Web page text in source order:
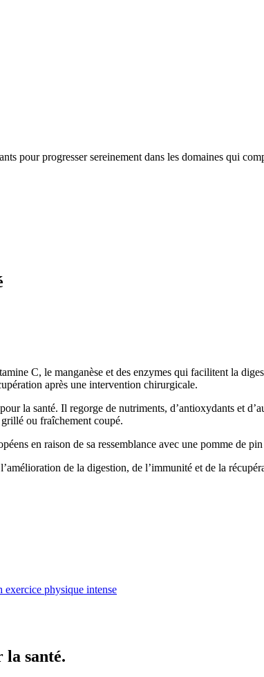
pour progresser sereinement dans les domaines qui
C, le manganèse et des enzymes qui facilitent la
après une intervention chirurgicale.
la santé. Il regorge de nutriments, d’antioxydants et
ou fraîchement coupé.
en raison de sa ressemblance avec une pomme de
de la digestion, de l’immunité et de la
exercice physique intense
la santé.